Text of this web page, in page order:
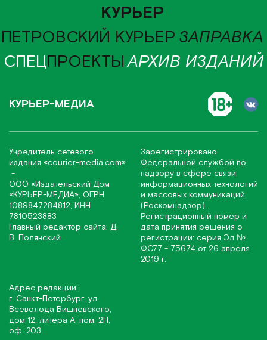
КУРЬЕР
ПЕТРОВСКИЙ КУРЬЕР ЗАПРАВКА
СПЕЦПРОЕКТЫАРХИВ ИЗДАНИЙ
КУРЬЕР-МЕДИА
Учредитель сетевого
издания «соurier-media.com»
-
ООО «Издательский Дом
«КУРЬЕР-МЕДИА», ОГРН
1089847284812, ИНН
7810523883
Главный редактор сайта: Д.
В. Полянский
Зарегистрировано
Федеральной службой по
надзору в сфере связи,
информационных технологий
и массовых коммуникаций
(Роскомнадзор).
Регистрационный номер и
дата принятия решения о
регистрации: серия Эл №
ФС77 - 75674 от 26 апреля
2019 г.
Адрес редакции:
г. Санкт-Петербург, ул.
Всеволода Вишневского,
дом 12, литера А, пом. 2Н,
оф. 203